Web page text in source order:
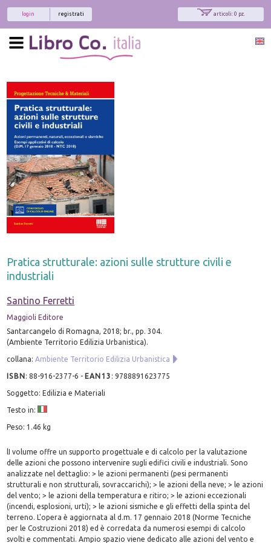
articoli: 0 pz.
registrati
login
Pratica strutturale: azioni sulle strutture civili e
industriali
Santino Ferretti
Maggioli Editore
Santarcangelo di Romagna, 2018; br., pp. 304.
(Ambiente Territorio Edilizia Urbanistica).
collana:Ambiente Territorio Edilizia Urbanistica
ISBN:88-916-2377-6 - EAN13 :9788891623775
Soggetto: Edilizia e Materiali
Testo in:
Peso: 1.46 kg
lI volume offre un supporto progettuale e di calcolo per la valutazione
delle azioni che possono intervenire sugli edifici civili e industriali. Sono
analizzate nel dettaglio: > le azioni permanenti (pesi permanenti
strutturali e non strutturali, sovraccarichi); > le azioni della neve; > le azioni
del vento; > le azioni della temperatura e ritiro; > le azioni eccezionali
(incendi, esplosioni, urti); > le azioni sismiche e gli effetti della spinta del
terreno. L'opera è aggiornata al d.m. 17 gennaio 2018 (Norme Tecniche
per le Costruzioni 2018) ed è corredata da numerosi esempi di calcolo
svolti e commentati. Ampio spazio viene dedicato alle azioni del vento e